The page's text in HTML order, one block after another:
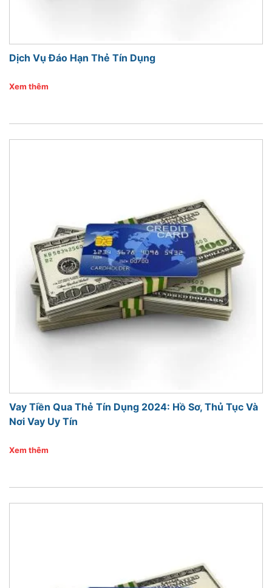
Dịch Vụ Đáo Hạn Thẻ Tín Dụng
Xem thêm
Vay Tiền Qua Thẻ Tín Dụng 2024: Hồ Sơ, Thủ Tục Và
Nơi Vay Uy Tín
Xem thêm